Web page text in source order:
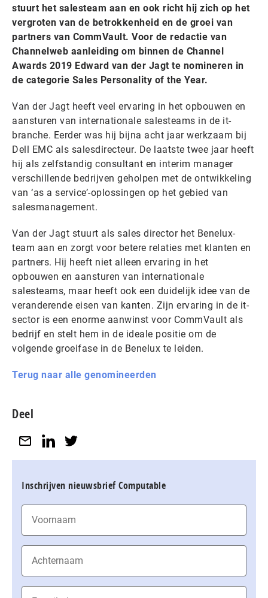
stuurt het salesteam aan en ook richt hij zich op het
vergroten van de betrokkenheid en de groei van
partners van CommVault. Voor de redactie van
Channelweb aanleiding om binnen de Channel
Awards 2019 Edward van der Jagt te nomineren in
de categorie Sales Personality of the Year.
Van der Jagt heeft veel ervaring in het opbouwen en
aansturen van internationale salesteams in de it-
branche. Eerder was hij bijna acht jaar werkzaam bij
Dell EMC als salesdirecteur. De laatste twee jaar heeft
hij als zelfstandig consultant en interim manager
verschillende bedrijven geholpen met de ontwikkeling
van ‘as a service’-oplossingen op het gebied van
salesmanagement.
Van der Jagt stuurt als sales director het Benelux-
team aan en zorgt voor betere relaties met klanten en
partners. Hij heeft niet alleen ervaring in het
opbouwen en aansturen van internationale
salesteams, maar heeft ook een duidelijk idee van de
veranderende eisen van kanten. Zijn ervaring in de it-
sector is een enorme aanwinst voor CommVault als
bedrijf en stelt hem in de ideale positie om de
volgende groeifase in de Benelux te leiden.
Terug naar alle genomineerden
Deel
Inschrijven nieuwsbrief Computable